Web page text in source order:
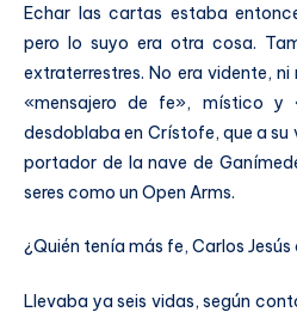
Echar las cartas estaba
pero lo suyo era otra cosa.
extraterrestres. No era vidente, ni
«mensajero de fe», místico
desdoblaba en Crístofe, que a su
portador de la nave de
seres como un Open Arms.
¿Quién tenía más fe, Carlos Jesús
Llevaba ya seis vidas, según